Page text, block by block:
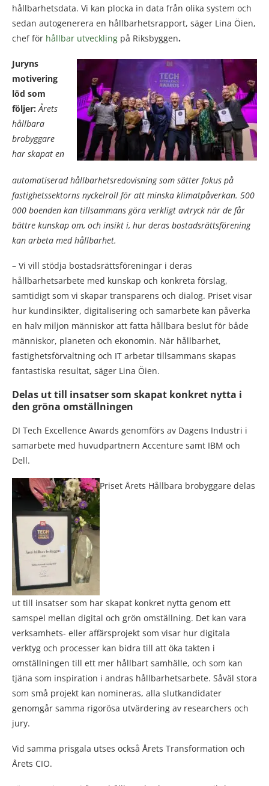
hållbarhetsdata. Vi kan plocka in data från olika system och
sedan autogenerera en hållbarhetsrapport, säger Lina Öien,
chef för hållbar utveckling på Riksbyggen.
Juryns
motivering
löd som
följer:Årets
hållbara
brobyggare
har skapat en
automatiserad hållbarhetsredovisning som sätter fokus på
fastighetssektorns nyckelroll för att minska klimatpåverkan. 500
000 boenden kan tillsammans göra verkligt avtryck när de får
bättre kunskap om, och insikt i, hur deras bostadsrättsförening
kan arbeta med hållbarhet.
– Vi vill stödja bostadsrättsföreningar i deras
hållbarhetsarbete med kunskap och konkreta förslag,
samtidigt som vi skapar transparens och dialog. Priset visar
hur kundinsikter, digitalisering och samarbete kan påverka
en halv miljon människor att fatta hållbara beslut för både
människor, planeten och ekonomin. När hållbarhet,
fastighetsförvaltning och IT arbetar tillsammans skapas
fantastiska resultat, säger Lina Öien.
Delas ut till insatser som skapat konkret nytta i
den gröna omställningen
DI Tech Excellence Awards genomförs av Dagens Industri i
samarbete med huvudpartnern Accenture samt IBM och
Dell.
Priset Årets Hållbara brobyggare delas
ut till insatser som har skapat konkret nytta genom ett
samspel mellan digital och grön omställning. Det kan vara
verksamhets- eller affärsprojekt som visar hur digitala
verktyg och processer kan bidra till att öka takten i
omställningen till ett mer hållbart samhälle, och som kan
tjäna som inspiration i andras hållbarhetsarbete. Såväl stora
som små projekt kan nomineras, alla slutkandidater
genomgår samma rigorösa utvärdering av researchers och
jury.
Vid samma prisgala utses också Årets Transformation och
Årets CIO.